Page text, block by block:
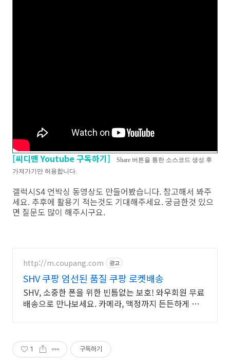
[씨디맨 Youtube 구독하기]
Share 버튼을 통한 소스코드 생성 후
가져가기만 허용합니다.
갤럭시S4 언박싱 동영상도 만들어봤습니다. 참고해서 봐주
세요. 추후에 활용기 적는것도 기대해주세요. 궁금한것 있으
면 질문도 많이 해주시구요.
http://m.coupang.com 광고
SHV 쿠팡 엄선된 품질 쿠팡 로켓배송
SHV, 소중한 폰을 위한 빈틈없는 보호! 와우회원 무료
배송으로 만나보세요. 카메라, 액정까지 든든하게 보
1 구독하기